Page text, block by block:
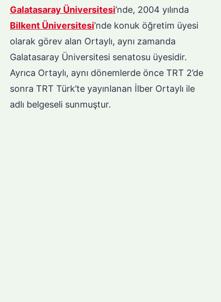
Galatasaray Üniversitesi’nde, 2004 yılında
Bilkent Üniversitesi’nde konuk öğretim üyesi
olarak görev alan Ortaylı, aynı zamanda
Galatasaray Üniversitesi senatosu üyesidir.
Ayrıca Ortaylı, aynı dönemlerde önce TRT 2’de
sonra TRT Türk’te yayınlanan İlber Ortaylı ile
adlı belgeseli sunmuştur.